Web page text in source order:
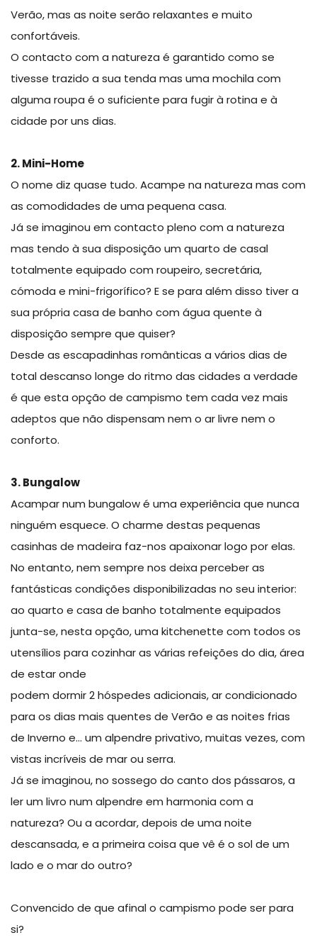
Verão, mas as noite serão relaxantes e muito
confortáveis.
O contacto com a natureza é garantido como se
tivesse trazido a sua tenda mas uma mochila com
alguma roupa é o suficiente para fugir à rotina e à
cidade por uns dias.
2. Mini-Home
O nome diz quase tudo. Acampe na natureza mas com
as comodidades de uma pequena casa.
Já se imaginou em contacto pleno com a natureza
mas tendo à sua disposição um quarto de casal
totalmente equipado com roupeiro, secretária,
cómoda e mini-frigorífico? E se para além disso tiver a
sua própria casa de banho com água quente à
disposição sempre que quiser?
Desde as escapadinhas românticas a vários dias de
total descanso longe do ritmo das cidades a verdade
é que esta opção de campismo tem cada vez mais
adeptos que não dispensam nem o ar livre nem o
conforto.
3. Bungalow
Acampar num bungalow é uma experiência que nunca
ninguém esquece. O charme destas pequenas
casinhas de madeira faz-nos apaixonar logo por elas.
No entanto, nem sempre nos deixa perceber as
fantásticas condições disponibilizadas no seu interior:
ao quarto e casa de banho totalmente equipados
junta-se, nesta opção, uma kitchenette com todos os
utensílios para cozinhar as várias refeições do dia, área
de estar onde
podem dormir 2 hóspedes adicionais, ar condicionado
para os dias mais quentes de Verão e as noites frias
de Inverno e… um alpendre privativo, muitas vezes, com
vistas incríveis de mar ou serra.
Já se imaginou, no sossego do canto dos pássaros, a
ler um livro num alpendre em harmonia com a
natureza? Ou a acordar, depois de uma noite
descansada, e a primeira coisa que vê é o sol de um
lado e o mar do outro?
Convencido de que afinal o campismo pode ser para
si?